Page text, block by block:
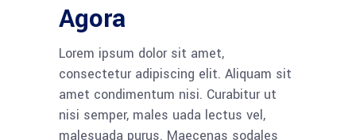
Agora
Lorem ipsum dolor sit amet,
consectetur adipiscing elit. Aliquam sit
amet condimentum nisi. Curabitur ut
nisi semper, males uada lectus vel,
malesuada purus. Maecenas sodales